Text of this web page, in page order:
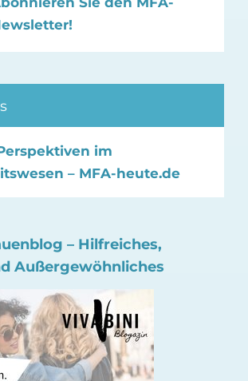
im
– MFA-heute.de
– Hilfreiches,
Außergewöhnliches